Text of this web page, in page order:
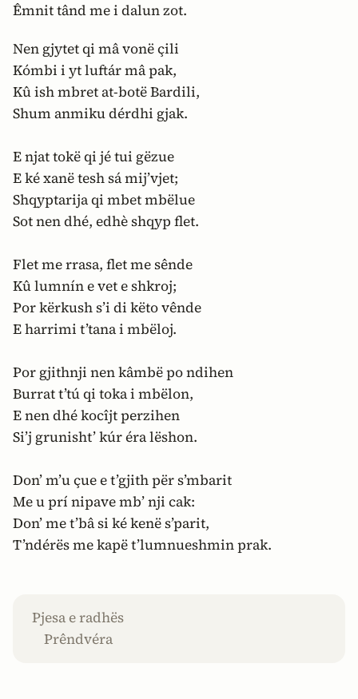
Êmnit tând me i dalun zot.
Nen gjytet qi mâ vonë çili
Kómbi i yt luftár mâ pak,
Kû ish mbret at-botë Bardili,
Shum anmiku dérdhi gjak.
E njat tokë qi jé tui gëzue
E ké xanë tesh sá mij’vjet;
Shqyptarija qi mbet mbëlue
Sot nen dhé, edhè shqyp flet.
Flet me rrasa, flet me sênde
Kû lumnín e vet e shkroj;
Por kërkush s’i di këto vênde
E harrimi t’tana i mbëloj.
Por gjithnji nen kâmbë po ndihen
Burrat t’tú qi toka i mbëlon,
E nen dhé kocîjt perzihen
Si’j grunisht’ kúr éra lëshon.
Don’ m’u çue e t’gjith për s’mbarit
Me u prí nipave mb’ nji cak:
Don’ me t’bâ si ké kenë s’parit,
T’ndérës me kapë t’lumnueshmin prak.
Pjesa e radhës
Prêndvéra